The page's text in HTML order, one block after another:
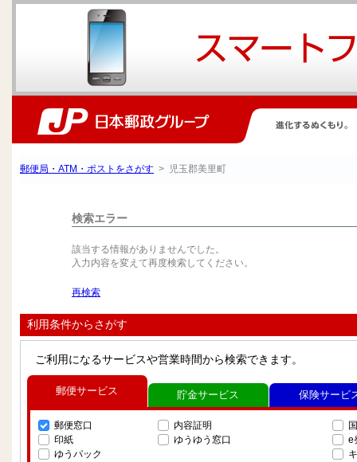
郵便局・ATM・ポストをさがす > 児玉郡美里町
検索エラー
該当する情報がありませんでした。
入力内容を変えて再度検索してください。
再検索
利用条件からさがす
ご利用になるサービスや営業時間から検索できます。
郵便サービス
郵便窓口
印紙
ゆうパック
内容証明
ゆうゆう窓口
e
貯金サービス 保険サービ